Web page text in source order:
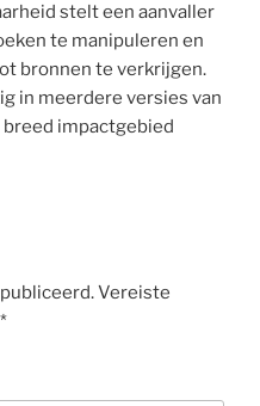
stelt een aanvaller
te manipuleren en
bronnen te verkrijgen.
in meerdere versies van
breed impactgebied
Vereiste
*